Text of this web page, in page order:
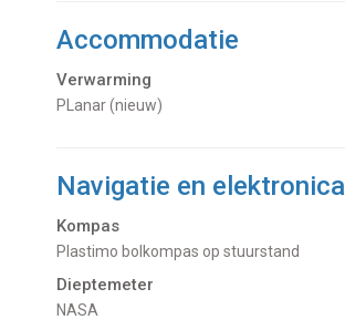
Accommodatie
Verwarming
PLanar (nieuw)
Navigatie en elektronica
Kompas
Plastimo bolkompas op stuurstand
Dieptemeter
NASA